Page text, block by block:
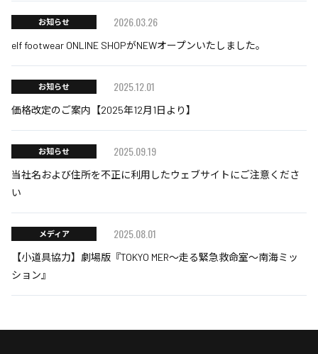
お知らせ 2026.03.26
elf footwear ONLINE SHOPがNEWオープンいたしました。
お知らせ 2025.12.01
価格改定のご案内【2025年12月1日より】
お知らせ 2025.09.19
当社名および住所を不正に利用したウェブサイトにご注意くださ
い
メディア 2025.08.01
【小道具協力】劇場版『TOKYO MER～走る緊急救命室～南海ミッ
ション』